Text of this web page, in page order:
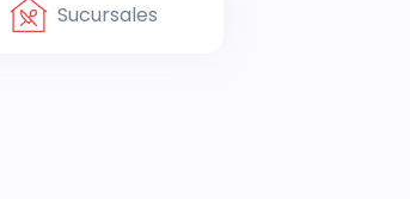
Sucursales